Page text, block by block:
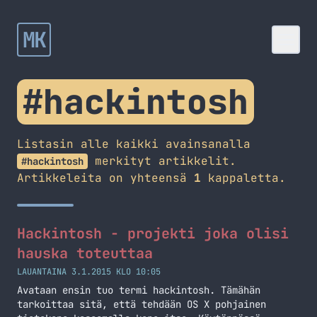
MK
#hackintosh
Listasin alle kaikki avainsanalla
#hackintosh
merkityt artikkelit.
Artikkeleita on yhteensä 1 kappaletta.
Hackintosh - projekti joka olisi
hauska toteuttaa
LAUANTAINA 3.1.2015 KLO 10:05
Avataan ensin tuo termi hackintosh. Tämähän
tarkoittaa sitä, että tehdään OS X pohjainen